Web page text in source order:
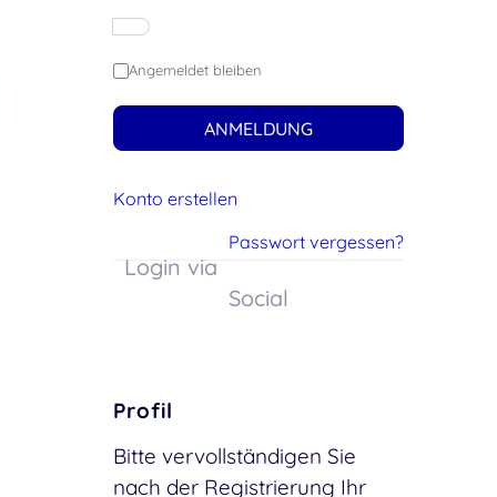
Angemeldet bleiben
ANMELDUNG
Konto erstellen
Passwort vergessen?
Login via
Social
Profil
Bitte vervollständigen Sie
nach der Registrierung Ihr